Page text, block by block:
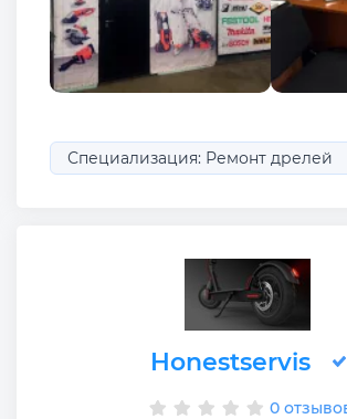
Специализация: Ремонт дрелей
Honestservis
0